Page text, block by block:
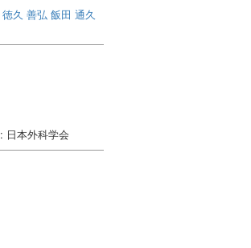
徳久 善弘 飯田 通久
: 日本外科学会